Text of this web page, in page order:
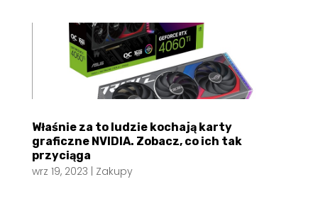
Właśnie za to ludzie kochają karty
graficzne NVIDIA. Zobacz, co ich tak
przyciąga
wrz 19, 2023 | Zakupy